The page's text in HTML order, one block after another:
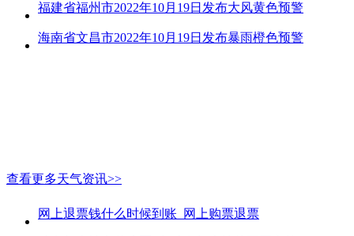
福建省福州市2022年10月19日发布大风黄色预警
海南省文昌市2022年10月19日发布暴雨橙色预警
查看更多天气资讯>>
网上退票钱什么时候到账_网上购票退票